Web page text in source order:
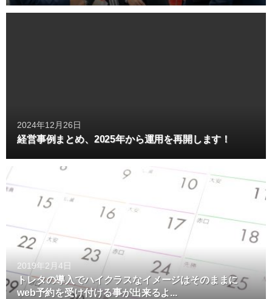
2024年12月26日
経営事例まとめ、2025年から運用を再開します！
2019年2月4日
トレタの導入でハイクラスなイメージはそのままに
web予約を受け付ける事が出来るよ...